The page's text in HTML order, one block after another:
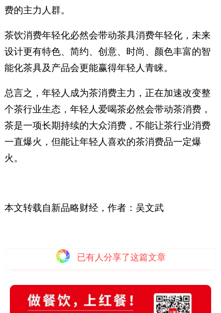
费的主力人群。
茶饮消费年轻化必然会带动茶具消费年轻化，未来
设计更有特色、简约、创意、时尚、颜色丰富的智
能化茶具及产品会更能赢得年轻人青睐。
总言之，年轻人成为茶消费主力，正在加速改变整
个茶行业生态，年轻人爱喝茶必然会带动茶消费，
茶是一项长期持续的大众消费，不能让茶行业消费
一直爆火，但能让年轻人喜欢的茶消费品一定爆
火。
本文转载自新品略财经， 作者：吴文武
已有 人分享了这篇文章